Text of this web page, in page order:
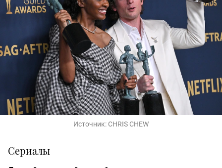
Источник: CHRIS CHEW
Сериалы